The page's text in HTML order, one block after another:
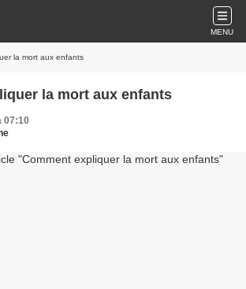
MENU
la mort aux enfants
la mort aux enfants
07:10